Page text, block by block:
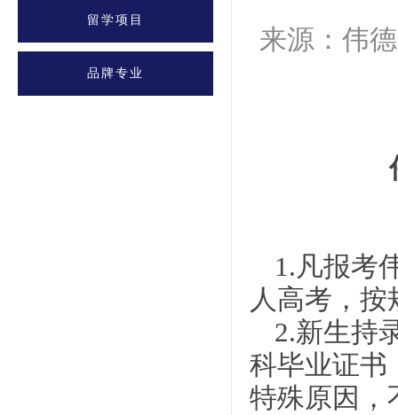
留学项目
品牌专业
来源：伟
1.凡报考
人高考，
2.新生持
科毕业证书
特殊原因，